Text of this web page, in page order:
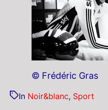
© Frédéric Gras
In Noir&blanc, Sport